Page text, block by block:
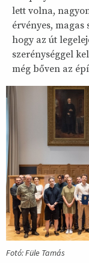
lett volna,
érvényes,
hogy az út
szerénységgel
még bőven az
Fotó: Füle Tamás